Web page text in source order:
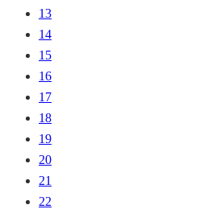
13
14
15
16
17
18
19
20
21
22